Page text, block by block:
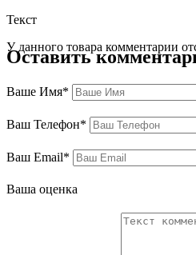
Текст
У данного товара комментарии
Оставить
Ваше Имя*
Ваш Телефон*
Ваш Email*
Ваша оценка